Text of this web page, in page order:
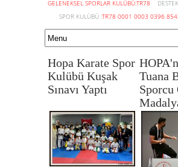
Hopa Eskrim
www.hopagsk.org.tr
GELENEKSEL SPORLAR KULÜBÜ:TR78
SPOR KULÜBÜ :TR78 0001 0003 0396
Hopa Karate Spor
Kulübü Kuşak
Sınavı Yaptı
Tuana